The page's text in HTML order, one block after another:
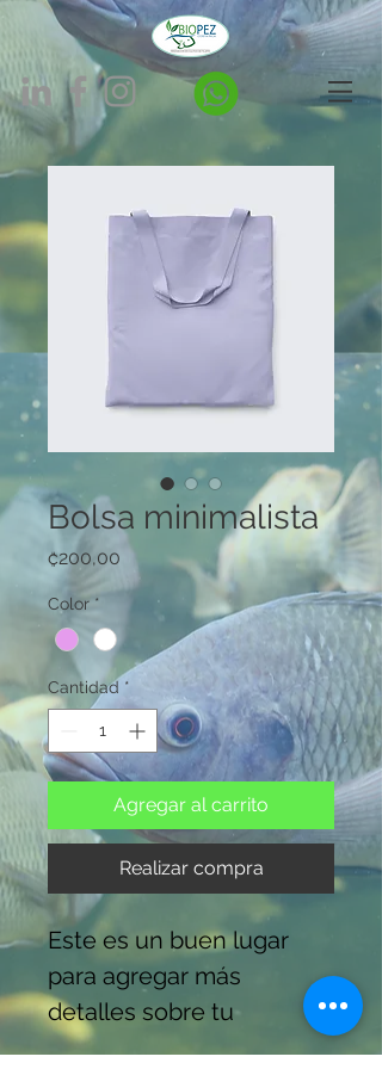
Bolsa minimalista
₡200,00 Precio
Color *
Cantidad *
Agregar al carrito
Realizar compra
Este es un buen lugar
para agregar más
detalles sobre tu
producto, como los